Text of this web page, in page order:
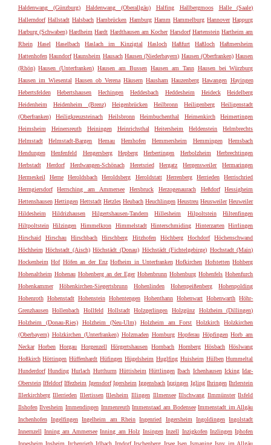
Haldenwang (Günzburg)
Haldenwang (Oberallgäu) Halfing Hallbergmoos
Halle (Saale)
Hallerndorf Hallstadt Halsbach Hambrücken Hamburg Hamm Hammelburg Hannover Happurg
Harburg (Schwaben) Hardheim Hardt Hardthausen am Kocher Harsdorf Hartenstein Hartheim am
Rhein
Hasel Haselbach Haslach im Kinzigtal Hasloch Haßfurt Haßloch
Haßmersheim
Hattenhofen Haundorf Haunsheim Hausach Hausen (Niederbayern) Hausen (Oberfranken) Hausen
(Rhön) Hausen (Unterfranken) Hausen am Bussen Hausen am Tann Hausen bei Würzburg
Hausen im Wiesental Hausen ob Verena Häusern Hausham Hauzenberg Hawangen Hayingen
Hebertsfelden
Hebertshausen Hechingen Heddesbach Heddesheim Heideck
Heidelberg
Heidenheim
Heidenheim (Brenz) Heigenbrücken Heilbronn Heiligenberg
Heiligenstadt
(Oberfranken)
Heiligkreuzsteinach Heilsbronn Heimbuchenthal Heimenkirch
Heimertingen
Heimsheim
Heinersreuth Heiningen Heinrichsthal Heitersheim Heldenstein
Helmbrechts
Helmstadt
Helmstadt-Bargen Hemau Hemhofen Hemmersheim Hemmingen
Hemsbach
Hendungen
Henfenfeld Hengersberg Hepberg Herbertingen Herbolzheim
Herbrechtingen
Herbstadt
Herdorf Herdwangen-Schönach Heretsried Hergatz Hergensweiler
Hermaringen
Hermeskeil
Herne Heroldsbach Heroldsberg Heroldstatt Herrenberg Herrieden
Herrischried
Herrngiersdorf
Herrsching am Ammersee Hersbruck Herzogenaurach Heßdorf
Hessigheim
Hettenshausen Hettingen Hettstadt Hetzles Heubach Heuchlingen Heustreu Heusweiler Heuweiler
Hildesheim
Hildrizhausen Hilgertshausen-Tandern Hillesheim Hilpoltstein
Hiltenfingen
Hiltpoltstein
Hilzingen Himmelkron Himmelstadt Hinterschmiding Hinterzarten
Hirrlingen
Hirschaid
Hirschau Hirschbach Hirschberg Hitzhofen Höchberg Hochdorf
Höchenschwand
Höchheim Höchstadt (Aisch) Höchstädt (Donau) Höchstädt (Fichtelgebirge) Hochstadt (Main)
Hockenheim Hof Höfen an der Enz Hofheim in Unterfranken Hofkirchen Hofstetten Hohberg
Hohenaltheim Hohenau Hohenberg an der Eger Hohenbrunn Hohenburg Hohenfels Hohenfurch
Hohenkammer
Höhenkirchen-Siegertsbrunn Hohenlinden Hohenpeißenberg
Hohenpolding
Hohenroth Hohenstadt Hohenstein Hohentengen Hohenthann Hohenwart Hohenwarth Höhr-
Grenzhausen
Hollenbach Hollfeld Hollstadt Holzgerlingen Holzgünz
Holzheim (Dillingen)
Holzheim (Donau-Ries)
Holzheim (Neu-Ulm) Holzheim am Forst Holzkirch
Holzkirchen
(Oberbayern) Holzkirchen (Unterfranken) Holzmaden Homburg Hopferau Höpfingen Horb am
Neckar Horben Horgau Horgenzell Hörgertshausen Hornbach Hornberg Hösbach Höslwang
Hoßkirch Höttingen Hüffenhardt Hüfingen Hügelsheim Huglfing Huisheim Hülben Hummeltal
Hunderdorf Hunding Hurlach Hutthurm Hüttisheim Hüttlingen Ibach Ichenhausen Icking Idar-
Oberstein Iffeldorf Iffezheim Igensdorf Igersheim Iggensbach Iggingen Igling Ihringen Ihrlerstein
Illerkirchberg Illerrieden Illertissen Illesheim Illingen Illmensee Illschwang Ilmmünster Ilsfeld
Ilshofen Ilvesheim Immendingen Immenreuth Immenstaad am Bodensee Immenstadt im Allgäu
Inchenhofen Ingelfingen Ingelheim am Rhein Ingenried Ingersheim Ingoldingen Ingolstadt
Innernzell Inning am Ammersee Inning am Holz Insingen Inzell Inzigkofen Inzlingen Iphofen
Ippesheim Ipsheim Irchenrieth Irlbach Irndorf Irschenberg Irsee Isen Ismaning Isny im Allgäu